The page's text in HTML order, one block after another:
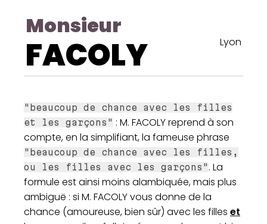
Monsieur
FACOLY Lyon
"beaucoup de chance avec les filles
et les garçons" : M. FACOLY reprend à son
compte, en la simplifiant, la fameuse phrase
"beaucoup de chance avec les filles,
ou les filles avec les garçons" . La
formule est ainsi moins alambiquée, mais plus
ambiguë : si M. FACOLY vous donne de la
chance (amoureuse, bien sûr) avec les filles et